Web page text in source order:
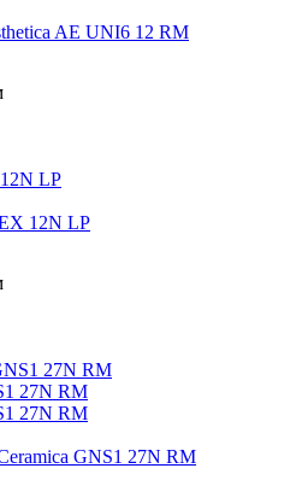
AE UNI6 12 RM
12N LP
GNS1 27N RM